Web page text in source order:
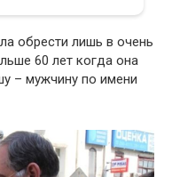
обрести лишь в очень
60 лет когда она
– мужчину по имени